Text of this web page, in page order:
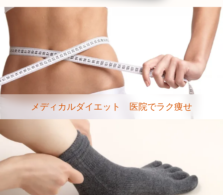
メディカルダイエット 医院でラク痩せ